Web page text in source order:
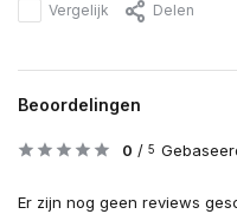
Vergelijk Delen
Beoordelingen
0 / 5
Er zijn nog geen reviews